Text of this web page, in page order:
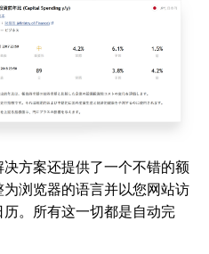
方案还提供了一个不错的额
浏览器的语言并以您网站访
。所有这一切都是自动完